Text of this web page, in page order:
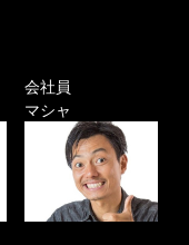
会社員
マシャ